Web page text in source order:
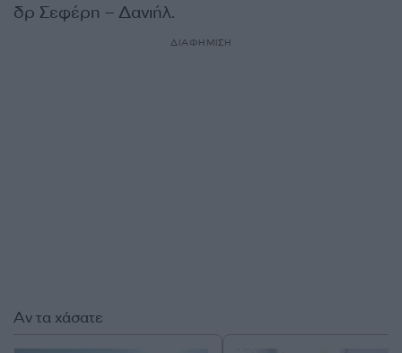
δρ Σεφέρη – Δανιήλ.
ΔΙΑΦΗΜΙΣΗ
Αν τα χάσατε